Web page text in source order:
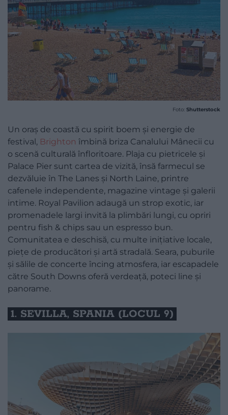
Foto: Shutterstock
Un oraș de coastă cu spirit boem și energie de
festival, Brighton îmbină briza Canalului Mânecii cu
o scenă culturală înfloritoare. Plaja cu pietricele și
Palace Pier sunt cartea de vizită, însă farmecul se
dezvăluie în The Lanes și North Laine, printre
cafenele independente, magazine vintage și galerii
intime. Royal Pavilion adaugă un strop exotic, iar
promenadele largi invită la plimbări lungi, cu opriri
pentru fish & chips sau un espresso bun.
Comunitatea e deschisă, cu multe inițiative locale,
piețe de producători și artă stradală. Seara, puburile
și sălile de concerte încing atmosfera, iar escapadele
către South Downs oferă verdeață, poteci line și
panorame.
1. SEVILLA, SPANIA (LOCUL 9)